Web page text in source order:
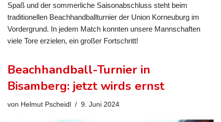
Spaß und der sommerliche Saisonabschluss steht beim
traditionellen Beachhandballturnier der Union Korneuburg im
Vordergrund. In jedem Match konnten unsere Mannschaften
viele Tore erzielen, ein großer Fortschritt!
Beachhandball-Turnier in
Bisamberg: jetzt wirds ernst
von Helmut Pscheidl 9. Juni 2024